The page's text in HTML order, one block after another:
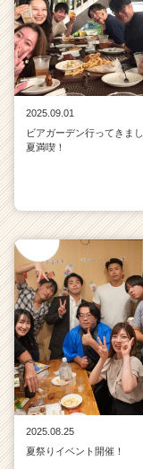
2025.09.01
ビアガーデン行ってきまし
夏満喫！
2025.08.25
夏祭りイベント開催！